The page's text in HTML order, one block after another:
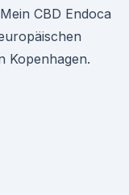
CBD Endoca
Kopenhagen.